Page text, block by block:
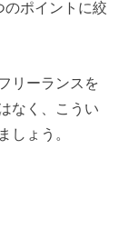
ポイントに絞
リーランスを
なく、こうい
しょう。